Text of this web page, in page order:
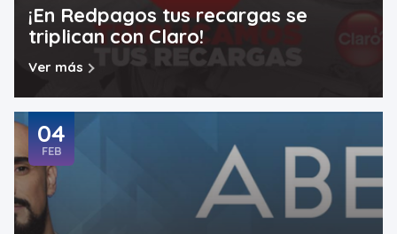
¡En Redpagos tus recargas se
triplican con Claro!
Ver más
04
FEB